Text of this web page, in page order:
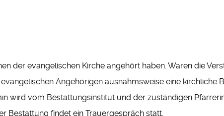
der evangelischen Kirche angehört haben. Waren die
Angehörigen ausnahmsweise eine kirchliche
wird vom Bestattungsinstitut und der zuständigen
Bestattung findet ein Trauergespräch statt.